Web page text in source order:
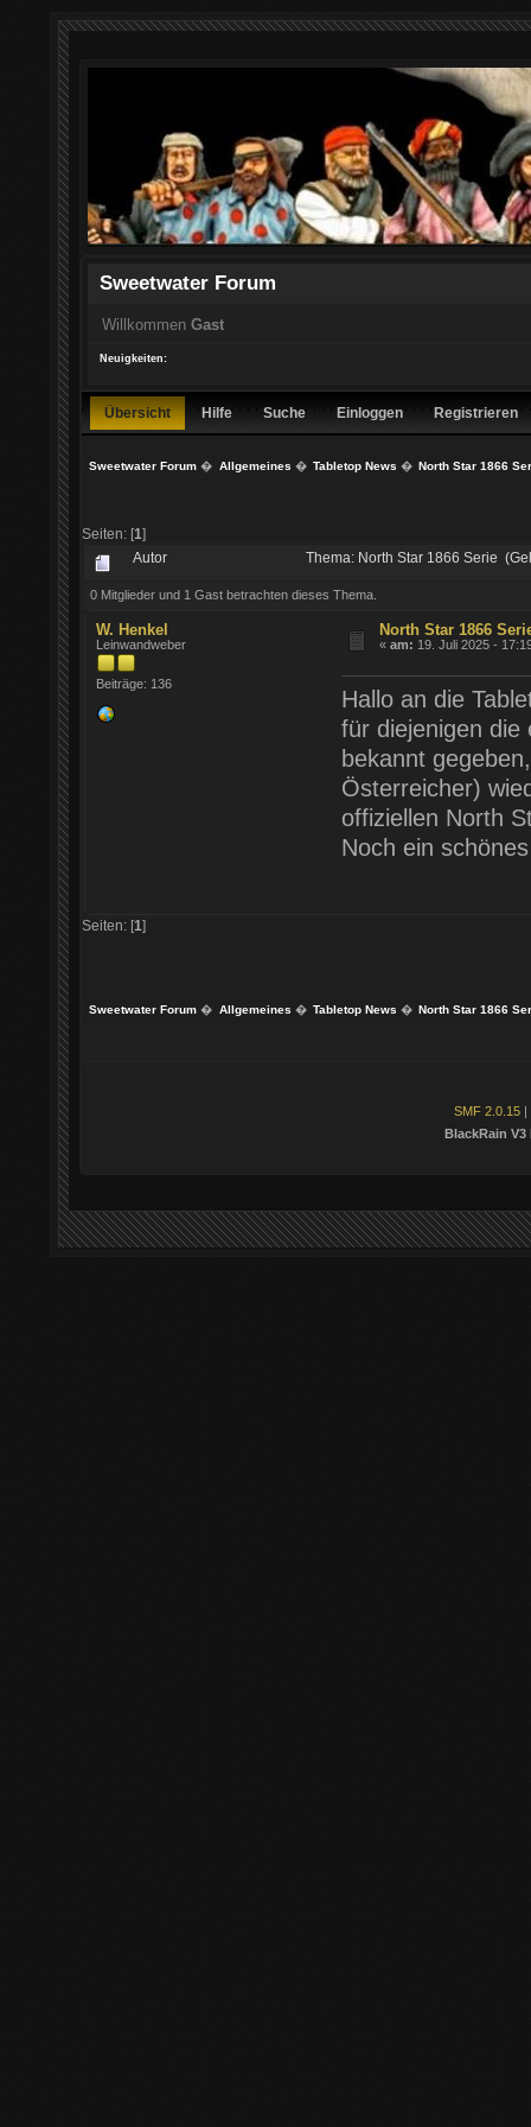
Sweetwater Forum
Willkommen Gast
Neuigkeiten:
Übersicht Hilfe Suche Einloggen Registrieren
Sweetwater Forum � Allgemeines � Tabletop News � North Star 1866
Seiten: [1]
Autor Thema: North Star 1866 Serie
0 Mitglieder und 1 Gast betrachten dieses Thema.
W. Henkel
Leinwandweber
Beiträge: 136
North Star 1866
«am: 19. Juli 2025 -
Hallo an die
für diejenigen die
bekannt
Österreicher)
offiziellen North
Noch ein
Seiten: [1]
Sweetwater Forum � Allgemeines � Tabletop News � North Star 1866
SMF 2.0.15
BlackRain V3